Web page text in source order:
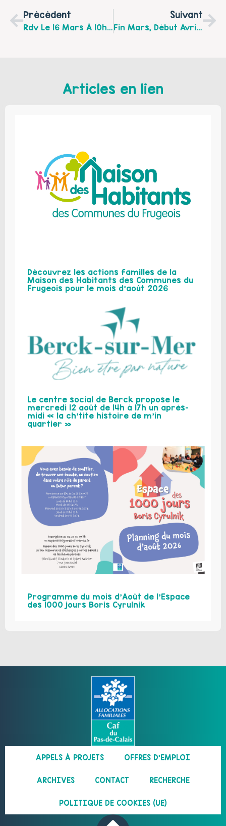
Précédent
Rdv Le 16 Mars À 10h Pour Profiter D’un Atelier Parents -enfants Autour Du Théâtre Et Des Jeux D’expressions
Suivant
Fin Mars, Début Avril, Rdv À Fléchin ! L’Arrêt Création A Programmé Des Activités En Familles
Articles en lien
Découvrez les actions familles de la
Maison des Habitants des Communes du
Frugeois pour le mois d’août 2026
Le centre social de Berck propose le
mercredi 12 août de 14h à 17h un après-
midi « la ch’tite histoire de m’in
quartier »
Programme du mois d’Août de l’Espace
des 1000 jours Boris Cyrulnik
APPELS À PROJETS OFFRES D’EMPLOI
ARCHIVES CONTACT RECHERCHE
POLITIQUE DE COOKIES (UE)